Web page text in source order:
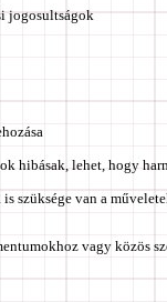
jogosultságok
hibásak, lehet, hogy
szüksége van a
vagy közös